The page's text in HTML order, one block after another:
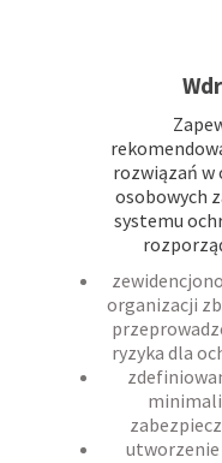
rozwiązań w
osobowych
systemu
organizacji
ryzyka dla